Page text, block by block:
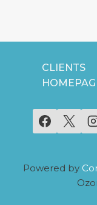
CLIENTS
Powered by